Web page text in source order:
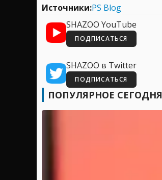
Источники:PS Blog
SHAZOO YouTube
ПОДПИСАТЬСЯ
SHAZOO в Twitter
ПОДПИСАТЬСЯ
ПОПУЛЯРНОЕ СЕГОДНЯ